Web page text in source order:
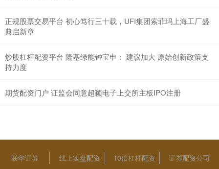
正规股票交易平台 初心笃行三十载，UFI集团索菲玛上海工厂盛
典启新章
炒股杠杆配资平台 隆基绿能钟宝申： 建议加大 原始创新政策支
持力度
期货配资门户 证监会同意超颖电子上交所主板IPO注册
联华证券 线上实盘配资 10倍杠杆配资 证券配资公司